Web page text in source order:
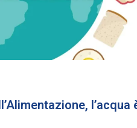
l’acqua